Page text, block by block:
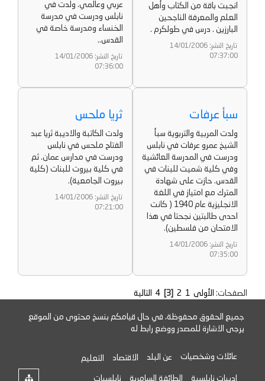
انجبت باقة من الكتاب وأهل
العلم والمعرفة الناجحين
البارزين . درس في طولكرم .
تاريخ النشر: 14/01/2006
07:37:00
عربي وعالمي. ولدت في
نابلس ودرست في مدرسة
الخنساء ومدرسة خاصة في
القدس..
تاريخ النشر: 14/01/2006
07:36:00
سبأ عرفات
ولدت المربية والتربوية سبأ
الشيخ عمرو عرفات في نابلس
ودرست في المدرسة العائشية
وفي كلية شميت للبنات في
القدس. حازت على شهادة
المترك مع امتياز في اللغة
الانجليزية عام 1940 ( كانت
احدى طالبتين نجحتا في هذا
الامتحان من فلسطين).
تاريخ النشر: 14/01/2006
07:35:00
ثريا ملحس
ولدت الكاتبة والاديبة ثريا عبد
الفتاح ملحس في نابلس
ودرست في مدارس عمان. ثم
في كلية بيروت للبنات (كلية
بيروت الجامعية).
تاريخ النشر: 14/01/2006
07:21:00
الصفحات: الأولى 1
2
4 التالية
جميع الحقوق محفوظة، في حال قيامكم بنسخ محتوى من الموقع
يرجى الاشارة للمصدر ووضع رابط له
عائلات وشخصيات عن البلد الاقتصاد التعليم
ادبيات نابلسية الطائفة السامرية نابلسيات